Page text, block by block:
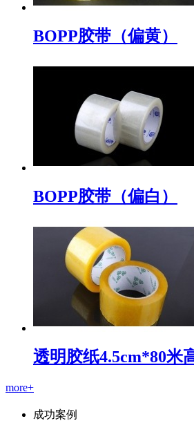
BOPP胶带（偏黄）
BOPP胶带（偏白）
透明胶纸4.5cm*80米
more+
成功案例